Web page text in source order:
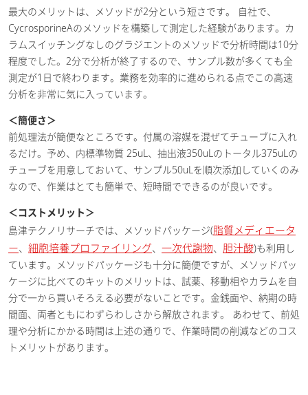
最大のメリットは、メソッドが2分という短さです。 自社で、
CycrosporineAのメソッドを構築して測定した経験があります。カ
ラムスイッチングなしのグラジエントのメソッドで分析時間は10分
程度でした。2分で分析が終了するので、サンプル数が多くても全
測定が1日で終わります。業務を効率的に進められる点でこの高速
分析を非常に気に入っています。
＜簡便さ＞
前処理法が簡便なところです。付属の溶媒を混ぜてチューブに入れ
るだけ。予め、内標準物質 25uL、抽出液350uLのトータル375uLの
チューブを用意しておいて、サンプル50uLを順次添加していくのみ
なので、作業はとても簡単で、短時間でできるのが良いです。
＜コストメリット＞
島津テクノリサーチでは、メソッドパッケージ(脂質メディエータ
ー、 細胞培養プロファイリング、 一次代謝物、 胆汁酸)も利用し
ています。メソッドパッケージも十分に簡便ですが、メソッドパッ
ケージに比べてのキットのメリットは、試薬、移動相やカラムを自
分で一から買いそろえる必要がないことです。金銭面や、納期の時
間面、両者ともにわずらわしさから解放されます。 あわせて、前処
理や分析にかかる時間は上述の通りで、作業時間の削減などのコス
トメリットがあります。